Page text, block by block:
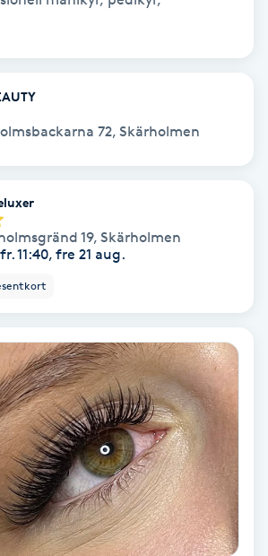
72, Skärholmen
19, Skärholmen
11:40, fre 21 aug.